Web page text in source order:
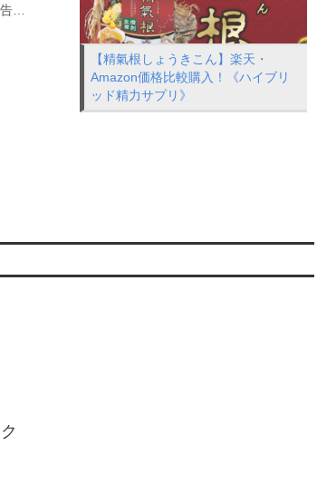
…
【精氣根しょうきこん】楽天・
Amazon価格比較購入！《ハイブリ
ッド精力サプリ》